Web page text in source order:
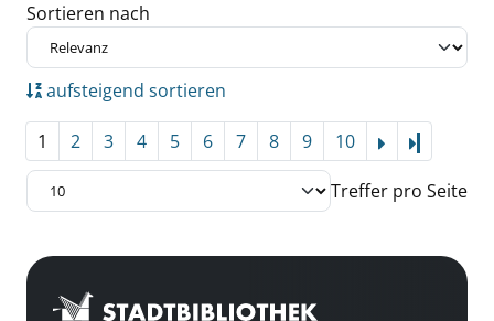
Zu den Suchfiltern springen
Sortieren nach
aufsteigend sortieren
1 2 3 4 5 6 7 8 9 10
Treffer pro Seite